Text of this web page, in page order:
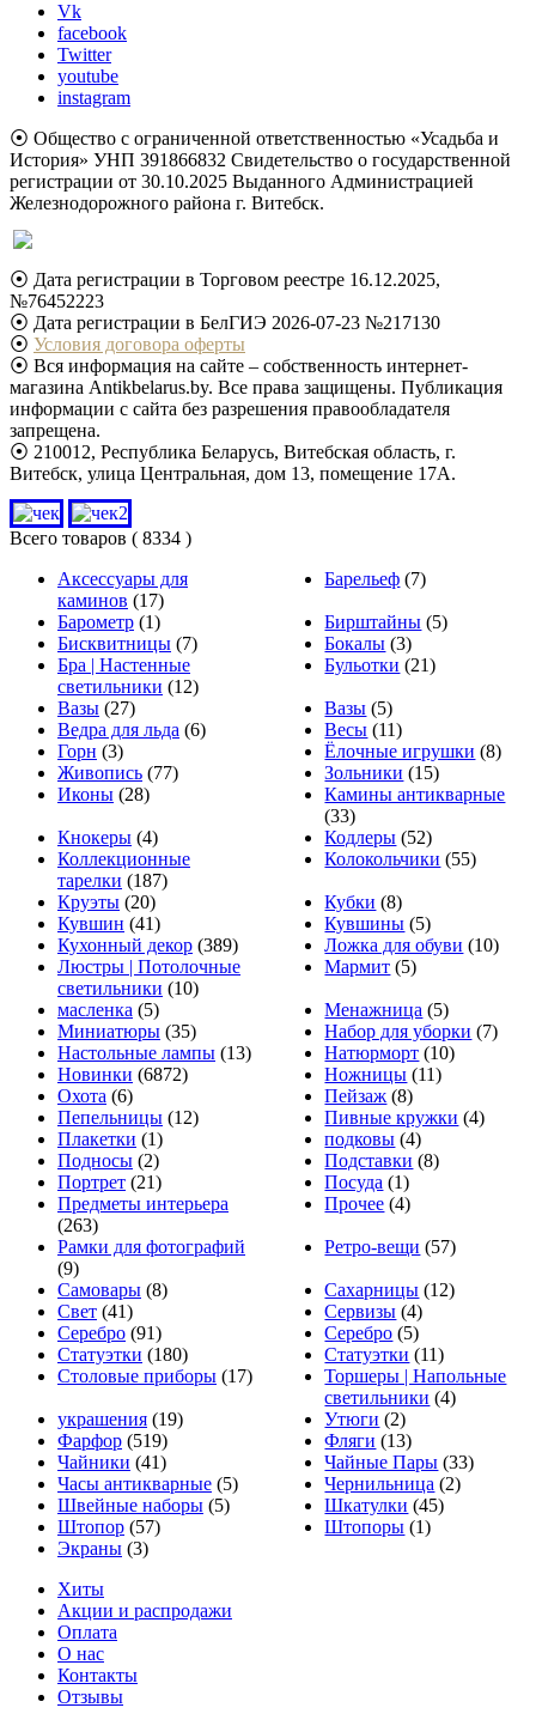
Vk
facebook
Twitter
youtube
instagram
⦿ Общество с ограниченной ответственностью «Усадьба и
История» УНП 391866832 Свидетельство о государственной
регистрации от 30.10.2025 Выданного Администрацией
Железнодорожного района г. Витебск.
⦿ Дата регистрации в Торговом реестре 16.12.2025,
№76452223
⦿ Дата регистрации в БелГИЭ 2026-07-23 №217130
⦿ Условия договора оферты
⦿ Вся информация на сайте – собственность интернет-
магазина Antikbelarus.by. Все права защищены. Публикация
информации с сайта без разрешения правообладателя
запрещена.
⦿ 210012, Республика Беларусь, Витебская область, г.
Витебск, улица Центральная, дом 13, помещение 17А.
Всего товаров ( 8334 )
Аксессуары для
каминов (17)
Барельеф (7)
Барометр (1) Бирштайны (5)
Бисквитницы (7) Бокалы (3)
Бра | Настенные
светильники (12)
Бульотки (21)
Вазы (27) Вазы (5)
Ведра для льда (6) Весы (11)
Горн (3) Ёлочные игрушки (8)
Живопись (77) Зольники (15)
Иконы (28)
Камины антикварные
(33)
Кнокеры (4) Кодлеры (52)
Коллекционные
тарелки (187)
Колокольчики (55)
Круэты (20) Кубки (8)
Кувшин (41) Кувшины (5)
Кухонный декор (389) Ложка для обуви (10)
Люстры | Потолочные
светильники (10)
Мармит (5)
масленка (5) Менажница (5)
Миниатюры (35) Набор для уборки (7)
Настольные лампы (13) Натюрморт (10)
Новинки (6872) Ножницы (11)
Охота (6) Пейзаж (8)
Пепельницы (12) Пивные кружки (4)
Плакетки (1) подковы (4)
Подносы (2) Подставки (8)
Портрет (21) Посуда (1)
Предметы интерьера
(263)
Прочее (4)
Рамки для фотографий
(9)
Ретро-вещи (57)
Самовары (8) Сахарницы (12)
Свет (41) Сервизы (4)
Серебро (91) Серебро (5)
Статуэтки (180) Статуэтки (11)
Столовые приборы (17)
Торшеры | Напольные
светильники (4)
украшения (19) Утюги (2)
Фарфор (519) Фляги (13)
Чайники (41) Чайные Пары (33)
Часы антикварные (5) Чернильница (2)
Швейные наборы (5) Шкатулки (45)
Штопор (57) Штопоры (1)
Экраны (3)
Хиты
Акции и распродажи
Оплата
О нас
Контакты
Отзывы